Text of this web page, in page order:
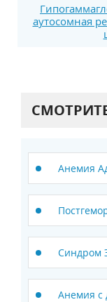
аутосомная
Анемия
Синдром
Анемия с